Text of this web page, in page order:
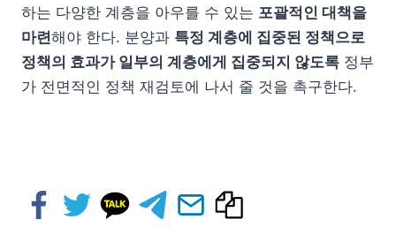
하는 다양한 계층을 아우를 수 있는 포괄적인 대책을
마련해야 한다. 분양과 특정 계층에 집중된 정책으로
정책의 효과가 일부의 계층에게 집중되지 않도록 정부
가 전면적인 정책 재검토에 나서 줄 것을 촉구한다.